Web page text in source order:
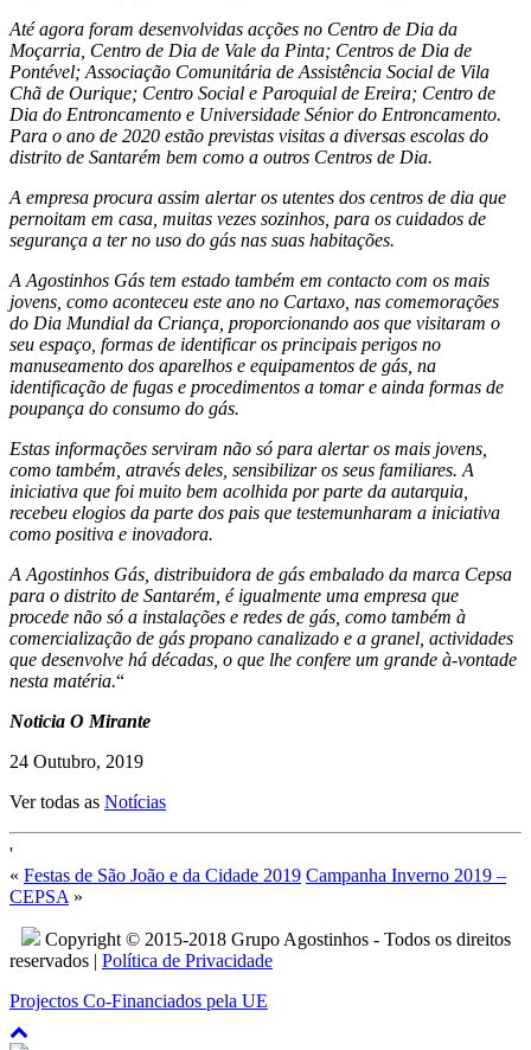
Até agora foram desenvolvidas acções no Centro de Dia da
Moçarria, Centro de Dia de Vale da Pinta; Centros de Dia de
Pontével; Associação Comunitária de Assistência Social de Vila
Chã de Ourique; Centro Social e Paroquial de Ereira; Centro de
Dia do Entroncamento e Universidade Sénior do Entroncamento.
Para o ano de 2020 estão previstas visitas a diversas escolas do
distrito de Santarém bem como a outros Centros de Dia.
A empresa procura assim alertar os utentes dos centros de dia que
pernoitam em casa, muitas vezes sozinhos, para os cuidados de
segurança a ter no uso do gás nas suas habitações.
A Agostinhos Gás tem estado também em contacto com os mais
jovens, como aconteceu este ano no Cartaxo, nas comemorações
do Dia Mundial da Criança, proporcionando aos que visitaram o
seu espaço, formas de identificar os principais perigos no
manuseamento dos aparelhos e equipamentos de gás, na
identificação de fugas e procedimentos a tomar e ainda formas de
poupança do consumo do gás.
Estas informações serviram não só para alertar os mais jovens,
como também, através deles, sensibilizar os seus familiares. A
iniciativa que foi muito bem acolhida por parte da autarquia,
recebeu elogios da parte dos pais que testemunharam a iniciativa
como positiva e inovadora.
A Agostinhos Gás, distribuidora de gás embalado da marca Cepsa
para o distrito de Santarém, é igualmente uma empresa que
procede não só a instalações e redes de gás, como também à
comercialização de gás propano canalizado e a granel, actividades
que desenvolve há décadas, o que lhe confere um grande à-vontade
nesta matéria.“
Noticia O Mirante
24 Outubro, 2019
Ver todas as Notícias
'
« Festas de São João e da Cidade 2019 Campanha Inverno 2019 –
CEPSA »
Copyright © 2015-2018 Grupo Agostinhos - Todos os direitos
reservados | Política de Privacidade
Projectos Co-Financiados pela UE